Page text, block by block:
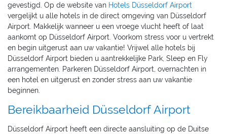
gevestigd. Op de website van Hotels Düsseldorf Airport
vergelijkt u alle hotels in de direct omgeving van Düsseldorf
Airport. Makkelijk wanneer u een vroege vlucht heeft of laat
aankomt op Düsseldorf Airport. Voorkom stress voor u vertrekt
en begin uitgerust aan uw vakantie! Vrijwel alle hotels bij
Düsseldorf Airport bieden u aantrekkelijke Park, Sleep en Fly
arrangementen. Parkeren Düsseldorf Airport, overnachten in
een hotel en uitgerust en zonder stress aan uw vakantie
beginnen.
Bereikbaarheid Düsseldorf Airport
Düsseldorf Airport heeft een directe aansluiting op de Duitse